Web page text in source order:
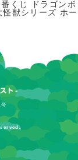
くじ ドラゴンボ
怪獣シリーズ ホー
号